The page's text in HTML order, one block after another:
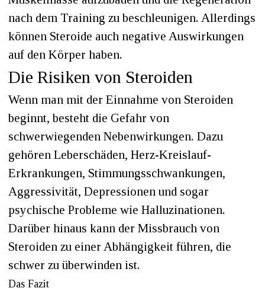
nach dem Training zu beschleunigen. Allerdings
können Steroide auch negative Auswirkungen
auf den Körper haben.
Die Risiken von Steroiden
Wenn man mit der Einnahme von Steroiden
beginnt, besteht die Gefahr von
schwerwiegenden Nebenwirkungen. Dazu
gehören Leberschäden, Herz-Kreislauf-
Erkrankungen, Stimmungsschwankungen,
Aggressivität, Depressionen und sogar
psychische Probleme wie Halluzinationen.
Darüber hinaus kann der Missbrauch von
Steroiden zu einer Abhängigkeit führen, die
schwer zu überwinden ist.
Das Fazit